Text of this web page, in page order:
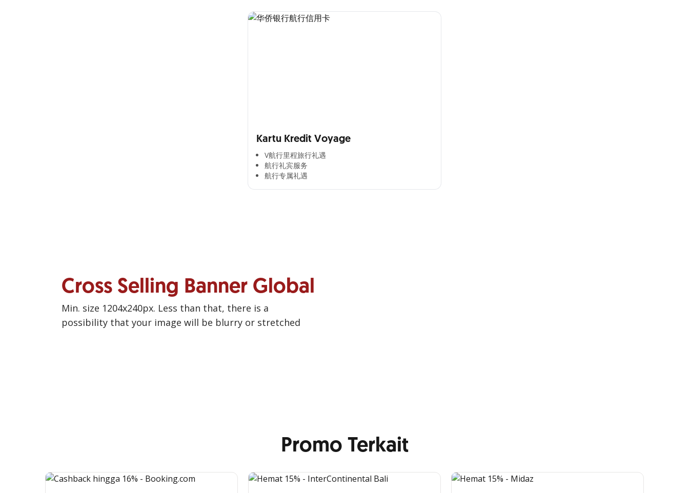
Kartu Kredit Voyage
V航行里程旅行礼遇
航行礼宾服务
航行专属礼遇
Cross Selling Banner Global
Min. size 1204x240px. Less than that, there is a
possibility that your image will be blurry or stretched
Promo Terkait